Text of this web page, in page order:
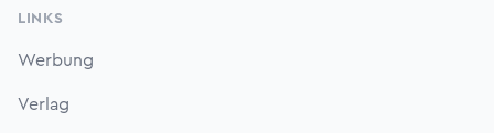
LINKS
Werbung
Verlag